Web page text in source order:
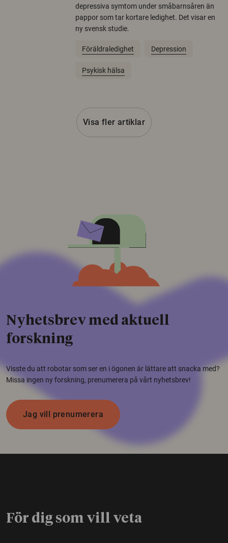
depressiva symtom under småbarnsåren än
pappor som tar kortare ledighet. Det visar en
ny svensk studie.
Föräldraledighet Depression
Psykisk hälsa
Visa fler artiklar
Nyhetsbrev med aktuell
forskning
Visste du att robotar som ser en i ögonen är lättare att snacka med?
Missa ingen ny forskning, prenumerera på vårt nyhetsbrev!
Jag vill prenumerera
För dig som vill veta